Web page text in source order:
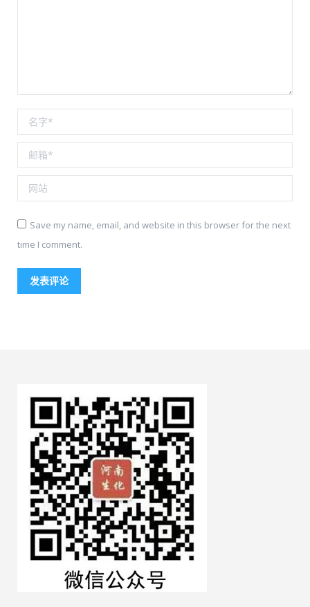
名称 *
邮箱 *
网站
Save my name, email, and website in this browser for the next
time I comment.
发表评论